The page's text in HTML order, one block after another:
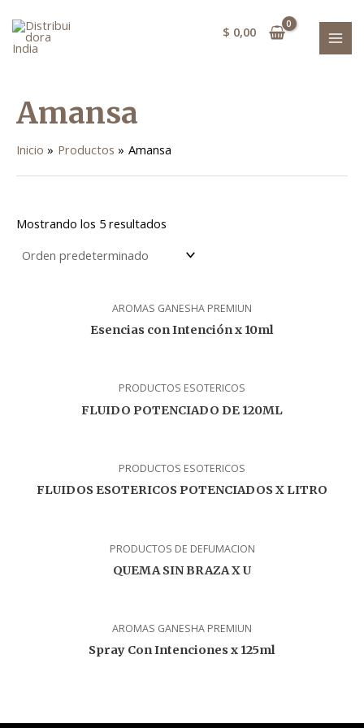
contenido
$ 0,00
Amansa
Inicio Productos Amansa
Mostrando los 5 resultados
AROMAS GANESHA PREMIUN
Esencias con Intención x 10ml
PRODUCTOS ESOTERICOS
FLUIDO POTENCIADO DE 120ML
PRODUCTOS ESOTERICOS
FLUIDOS ESOTERICOS POTENCIADOS X LITRO
PRODUCTOS DE DEFUMACION
QUEMA SIN BRAZA X U
AROMAS GANESHA PREMIUN
Spray Con Intenciones x 125ml